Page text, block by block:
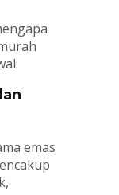
emas